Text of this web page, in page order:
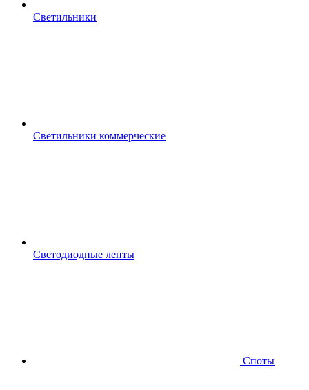
Светильники
Светильники коммерческие
Светодиодные ленты
Споты